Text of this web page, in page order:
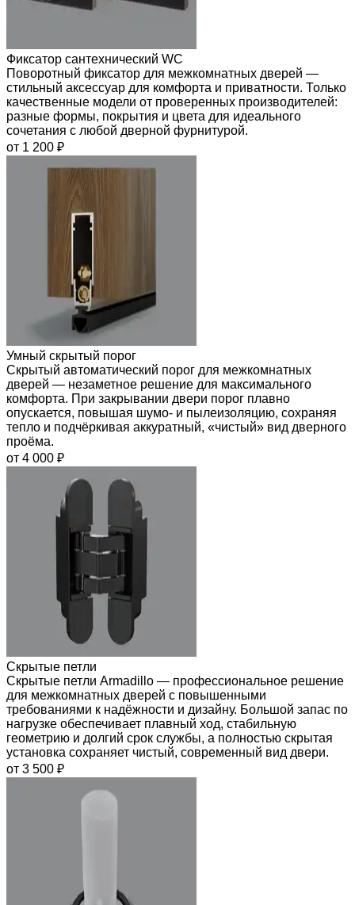
Фиксатор сантехнический WC
Поворотный фиксатор для межкомнатных дверей —
стильный аксессуар для комфорта и приватности. Только
качественные модели от проверенных производителей:
разные формы, покрытия и цвета для идеального
сочетания с любой дверной фурнитурой.
от 1 200 ₽
Умный скрытый порог
Скрытый автоматический порог для межкомнатных
дверей — незаметное решение для максимального
комфорта. При закрывании двери порог плавно
опускается, повышая шумо- и пылеизоляцию, сохраняя
тепло и подчёркивая аккуратный, «чистый» вид дверного
проёма.
от 4 000 ₽
Скрытые петли
Скрытые петли Armadillo — профессиональное решение
для межкомнатных дверей с повышенными
требованиями к надёжности и дизайну. Большой запас по
нагрузке обеспечивает плавный ход, стабильную
геометрию и долгий срок службы, а полностью скрытая
установка сохраняет чистый, современный вид двери.
от 3 500 ₽